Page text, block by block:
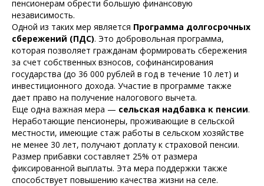
пенсионерам обрести большую финансовую
независимость.
Одной из таких мер является Программа долгосрочных
сбережений (ПДС). Это добровольная программа,
которая позволяет гражданам формировать сбережения
за счет собственных взносов, софинансирования
государства (до 36 000 рублей в год в течение 10 лет) и
инвестиционного дохода. Участие в программе также
дает право на получение налогового вычета.
Еще одна важная мера — сельская надбавка к пенсии.
Неработающие пенсионеры, проживающие в сельской
местности, имеющие стаж работы в сельском хозяйстве
не менее 30 лет, получают доплату к страховой пенсии.
Размер прибавки составляет 25% от размера
фиксированной выплаты. Эта мера поддержки также
способствует повышению качества жизни на селе.